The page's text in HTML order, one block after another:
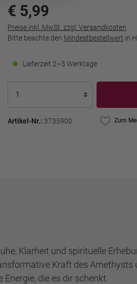
€ 5,99
Preise inkl. MwSt. zzgl. Versandkosten
Bitte beachte den Mindestbestellwert in
Lieferzeit 2–3 Werktage
Artikel-Nr.: 3735900 Zum
Klarheit und spirituelle
Kraft des Amethysts
die es dir schenkt.